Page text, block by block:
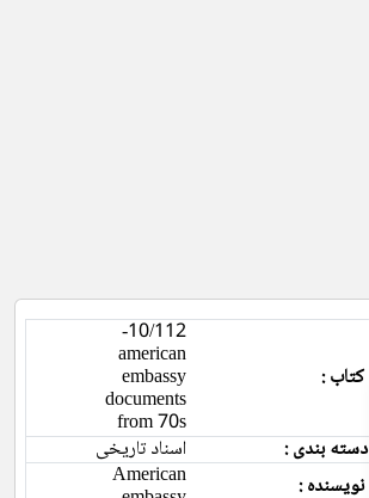
کتاب :
10/112-
american
embassy
documents
from 70s
دسته بندی :
اسناد تاریخی
نویسنده :
American